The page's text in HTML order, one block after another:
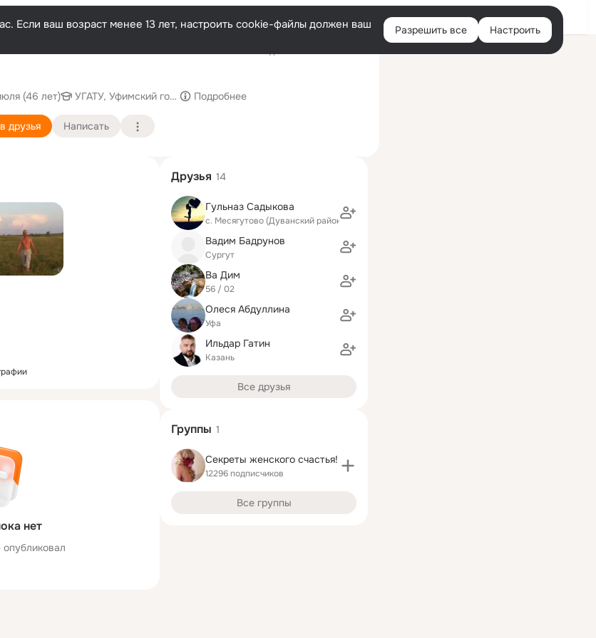
Войти
Если ваш возраст менее 13 лет, настроить cookie-файлы должен ваш
Разрешить все Настроить
(46 лет) УГАТУ, Уфимский государственный авиационный технический университет (бывш. УАИ им. С.
Подробнее
друзья Написать
нет
опубликовал
Друзья 14
Гульназ Садыкова
с. Месягутово (Дуванский район)
Вадим Бадрунов
Сургут
Ва Дим
56 / 02
Олеся Абдуллина
Уфа
Ильдар Гатин
Казань
Все друзья
Группы 1
Секреты женского счастья!
12296 подписчиков
Все группы